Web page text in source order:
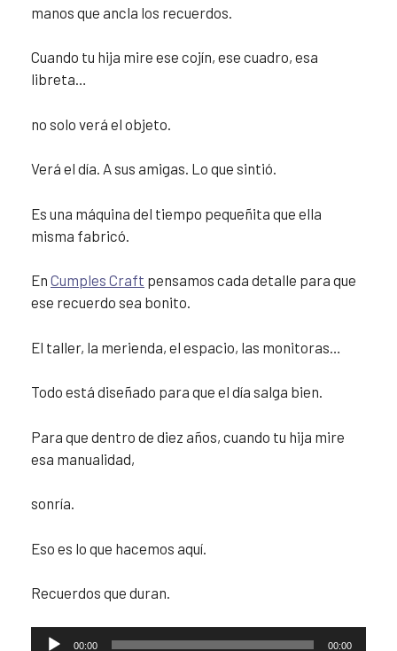
manos que ancla los recuerdos.
Cuando tu hija mire ese cojín, ese cuadro, esa
libreta…
no solo verá el objeto.
Verá el día. A sus amigas. Lo que sintió.
Es una máquina del tiempo pequeñita que ella
misma fabricó.
En Cumples Craft pensamos cada detalle para que
ese recuerdo sea bonito.
El taller, la merienda, el espacio, las monitoras…
Todo está diseñado para que el día salga bien.
Para que dentro de diez años, cuando tu hija mire
esa manualidad,
sonría.
Eso es lo que hacemos aquí.
Recuerdos que duran.
Reproductor
00:00 00:00